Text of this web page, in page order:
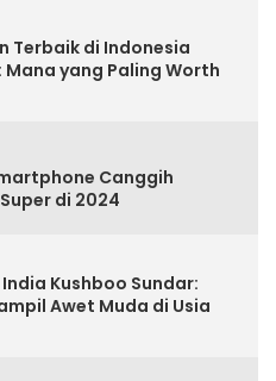
Terbaik di Indonesia
Mana yang Paling Worth
Canggih
di 2024
Kushboo Sundar:
Awet Muda di Usia